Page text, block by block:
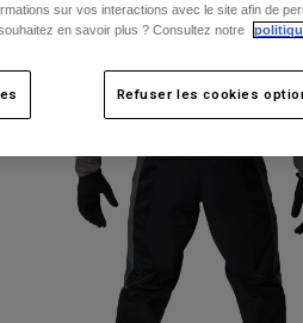
sur vos interactions avec le site afin de
en savoir plus ? Consultez notre
Refuser les cookies